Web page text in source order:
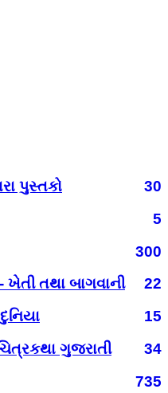
પુસ્તકો
30
5
300
તથા બાગવાની
22
15
ગુજરાતી
34
735